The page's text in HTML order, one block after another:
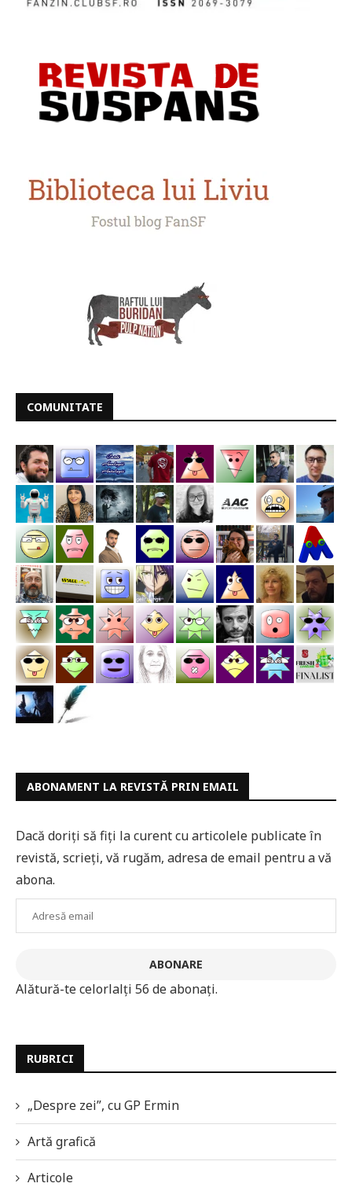
COMUNITATE
ABONAMENT LA REVISTĂ PRIN EMAIL
Dacă doriți să fiți la curent cu articolele publicate în
revistă, scrieți, vă rugăm, adresa de email pentru a vă
abona.
ABONARE
Alătură-te celorlalți 56 de abonați.
RUBRICI
„Despre zei”, cu GP Ermin
Artă grafică
Articole